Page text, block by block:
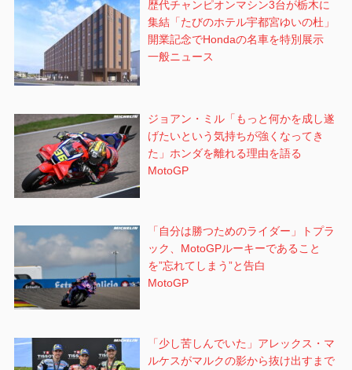
歴代チャンピオンマシン3台が栃木に
集結「たびのホテル宇都宮ゆいの杜」
開業記念でHondaの名車を特別展示
一般ニュース
ジョアン・ミル「もっと何かを成し遂
げたいという気持ちが強くなってき
た」ホンダを離れる理由を語る
MotoGP
「自分は勝つためのライダー」トプラ
ック、MotoGPルーキーであること
を”忘れてしまう”と告白
MotoGP
「少し苦しんでいた」アレックス・マ
ルケスがマルクの影から抜け出すまで